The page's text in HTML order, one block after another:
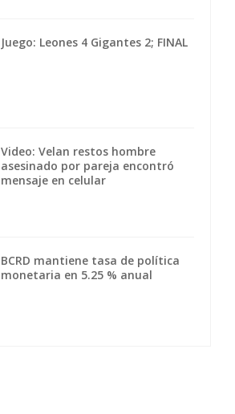
Juego: Leones 4 Gigantes 2; FINAL
Video: Velan restos hombre
asesinado por pareja encontró
mensaje en celular
BCRD mantiene tasa de política
monetaria en 5.25 % anual